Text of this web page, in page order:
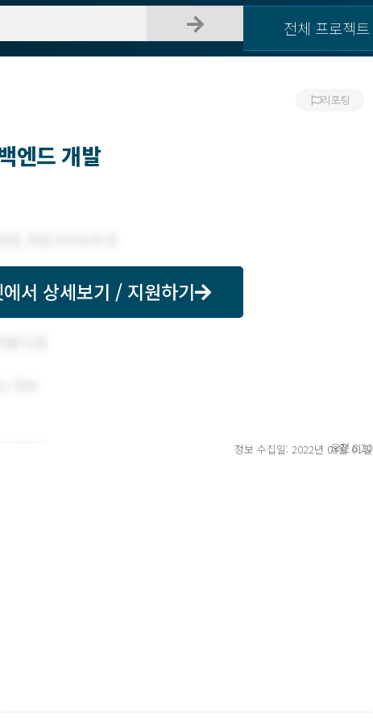
전체 프로젝트
리포팅
엔드 개발
에서 상세보기 / 지원하기
정보 수집일: 2022년 03월 01일
오전 8:20